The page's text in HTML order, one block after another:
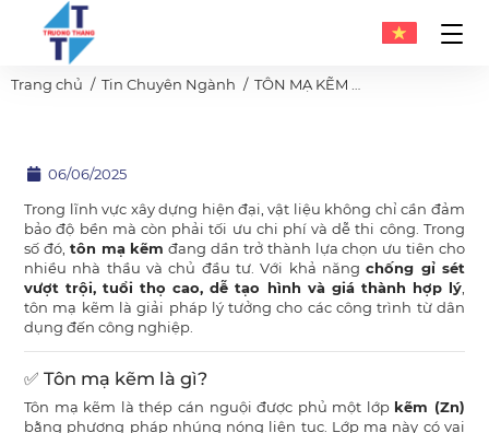
Trang chủ Tin Chuyên Ngành TÔN MẠ KẼM – GIẢI PHÁP VẬT LIỆU BỀN BỈ CHO CÔNG TRÌNH CÔNG NGHIỆP VÀ DÂN DỤNG
06/06/2025
Trong lĩnh vực xây dựng hiện đại, vật liệu không chỉ cần đảm
bảo độ bền mà còn phải tối ưu chi phí và dễ thi công. Trong
số đó, tôn mạ kẽm đang dần trở thành lựa chọn ưu tiên cho
nhiều nhà thầu và chủ đầu tư. Với khả năngchống gỉ sét
vượt trội, tuổi thọ cao, dễ tạo hình và giá thành hợp lý,
tôn mạ kẽm là giải pháp lý tưởng cho các công trình từ dân
dụng đến công nghiệp.
✅ Tôn mạ kẽm là gì?
Tôn mạ kẽm là thép cán nguội được phủ một lớp kẽm (Zn)
bằng phương pháp nhúng nóng liên tục. Lớp mạ này có vai